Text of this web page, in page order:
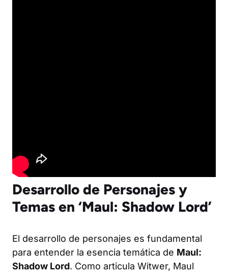
Desarrollo de Personajes y
Temas en ‘Maul: Shadow Lord’
El desarrollo de personajes es fundamental
para entender la esencia temática de Maul:
Shadow Lord. Como articula Witwer, Maul